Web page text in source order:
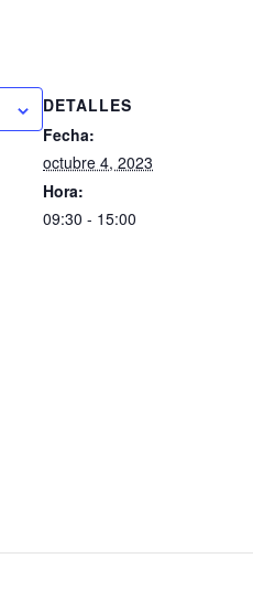
DETALLES
Fecha:
octubre 4, 2023
Hora:
09:30 - 15:00